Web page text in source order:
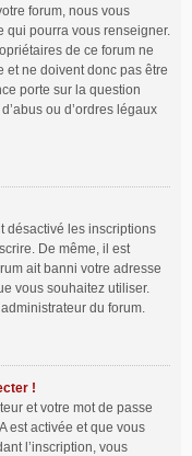
forum, nous vous
qui pourra vous renseigner.
de ce forum ne
et ne doivent donc pas être
porte sur la question
ou d’ordres légaux
désactivé les inscriptions
De même, il est
ait banni votre adresse
vous souhaitez utiliser.
du forum.
!
et votre mot de passe
est activée et que vous
l’inscription, vous